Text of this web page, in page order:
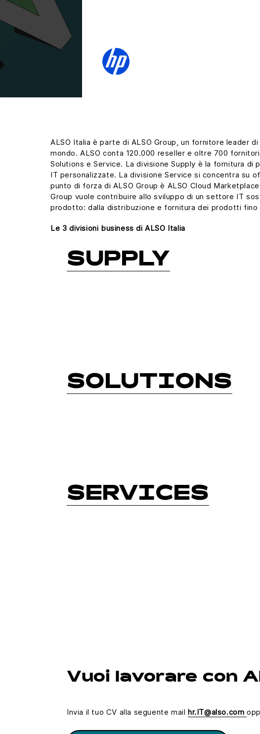
ALSO Italia è parte di ALSO Group, un fornitore leader
mondo. ALSO conta 120.000 reseller e oltre 700
Solutions e Service. La divisione Supply è la fornitura
IT personalizzate. La divisione Service si concentra su
punto di forza di ALSO Group è ALSO Cloud
Group vuole contribuire allo sviluppo di un settore IT
prodotto: dalla distribuzione e fornitura dei prodotti fino
Le 3 divisioni business di ALSO Italia
SUPPLY
SOLUTIONS
SERVICES
Vuoi lavorare con
Invia il tuo CV alla seguente mail hr.IT@also.com